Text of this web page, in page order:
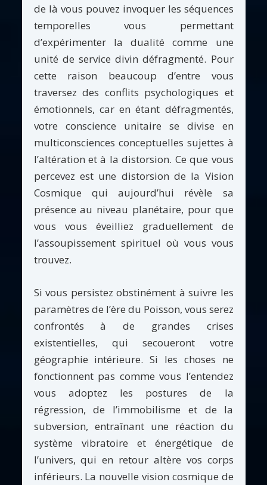
de là vous pouvez invoquer les séquences
temporelles vous permettant
d’expérimenter la dualité comme une
unité de service divin défragmenté. Pour
cette raison beaucoup d’entre vous
traversez des conflits psychologiques et
émotionnels, car en étant défragmentés,
votre conscience unitaire se divise en
multiconsciences conceptuelles sujettes à
l’altération et à la distorsion. Ce que vous
percevez est une distorsion de la Vision
Cosmique qui aujourd’hui révèle sa
présence au niveau planétaire, pour que
vous vous éveilliez graduellement de
l’assoupissement spirituel où vous vous
trouvez.
Si vous persistez obstinément à suivre les
paramètres de l’ère du Poisson, vous serez
confrontés à de grandes crises
existentielles, qui secoueront votre
géographie intérieure. Si les choses ne
fonctionnent pas comme vous l’entendez
vous adoptez les postures de la
régression, de l’immobilisme et de la
subversion, entraînant une réaction du
système vibratoire et énergétique de
l’univers, qui en retour altère vos corps
inférieurs. La nouvelle vision cosmique de